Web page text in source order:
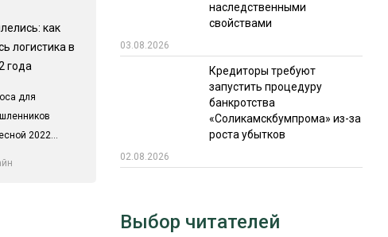
как
логистика в
года
для
2022...
наследственными
свойствами
03.08.2026
Кредиторы требуют
запустить процедуру
банкротства
«Соликамскбумпрома» из-за
роста убытков
02.08.2026
Выбор читателей